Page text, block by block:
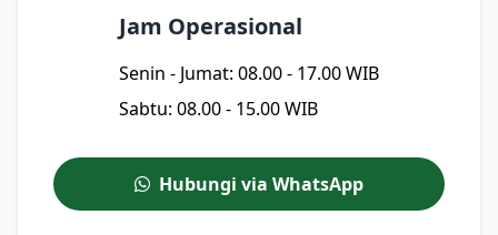
Jam Operasional
Senin - Jumat: 08.00 - 17.00 WIB
Sabtu: 08.00 - 15.00 WIB
Hubungi via WhatsApp